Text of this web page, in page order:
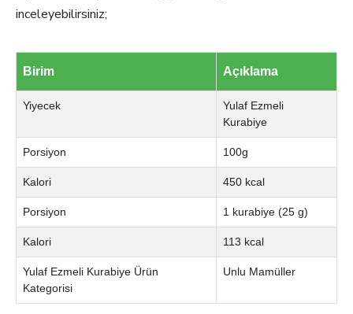
inceleyebilirsiniz;
Birim Açıklama
Yiyecek
Yulaf Ezmeli
Kurabiye
Porsiyon 100g
Kalori 450 kcal
Porsiyon 1 kurabiye (25 g)
Kalori 113 kcal
Yulaf Ezmeli Kurabiye Ürün
Kategorisi
Unlu Mamüller